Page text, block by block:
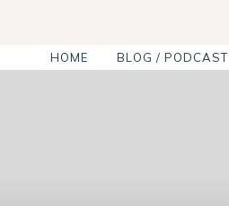
HOME BLOG / PODCAST